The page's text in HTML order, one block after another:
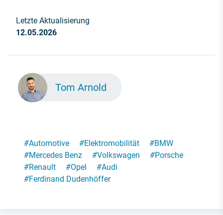
Letzte Aktualisierung
12.05.2026
Tom Arnold
#Automotive #Elektromobilität #BMW
#Mercedes Benz #Volkswagen #Porsche
#Renault #Opel #Audi
#Ferdinand Dudenhöffer